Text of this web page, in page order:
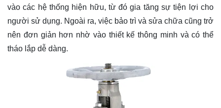
vào các hệ thống hiện hữu, từ đó gia tăng sự tiện lợi cho
người sử dụng. Ngoài ra, việc bảo trì và sửa chữa cũng trở
nên đơn giản hơn nhờ vào thiết kế thông minh và có thể
tháo lắp dễ dàng.